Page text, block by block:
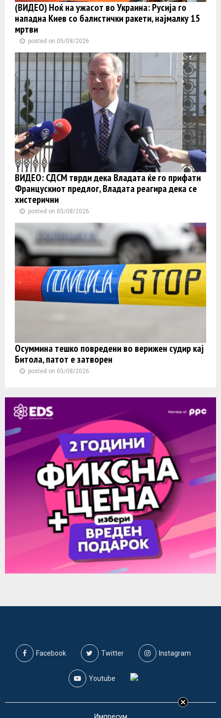
(ВИДЕО) Ноќ на ужасот во Украина: Русија го
нападна Киев со балистички ракети, најмалку 15
мртви
posted on 05/08/2026
ВИДЕО: СДСМ тврди дека Владата ќе го прифати
Францускиот предлог, Владата реагира дека се
хистерични
posted on 05/08/2026
Осуммина тешко повредени во верижен судир кај
Битола, патот е затворен
posted on 05/08/2026
Facebook Twitter Instagram
Youtube